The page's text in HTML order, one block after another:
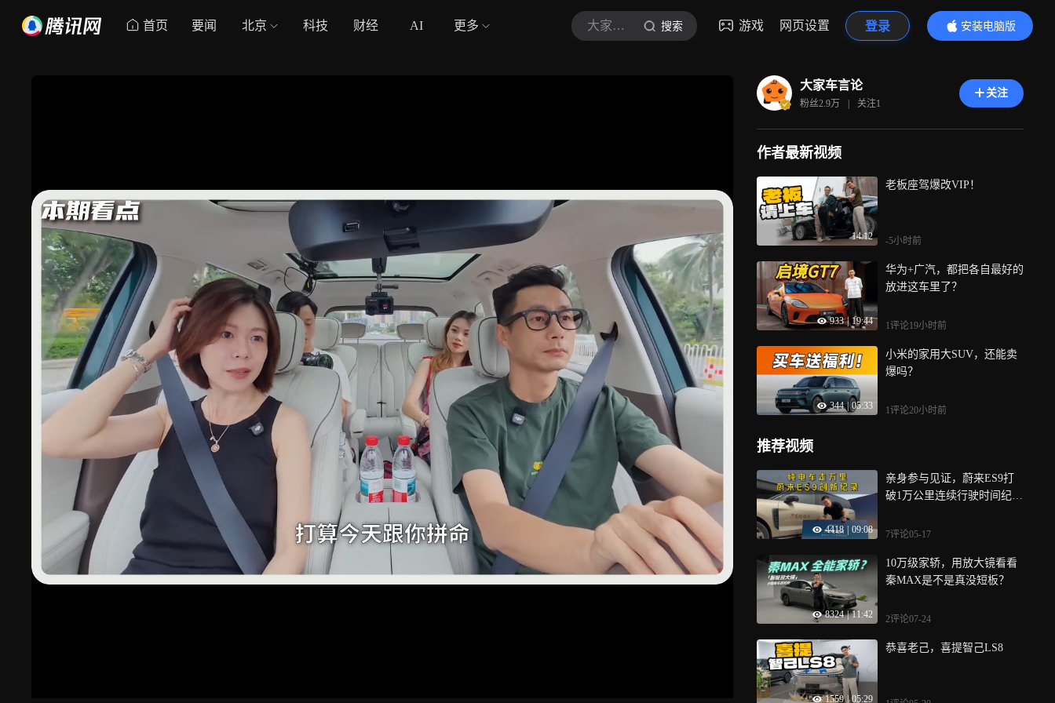
首页 要闻 北京 科技 财经 AI 更多 大家车言论 搜索 游戏 网页设置 登录
安装电脑版
内容更精彩
大家车言论
粉丝2.9万 | 关注1
关注
作者最新视频
14:12
老板座驾爆改VIP！
-5小时前
933 | 19:44
华为+广汽，都把各自最好的
放进这车里了？
1评论19小时前
344 | 05:33
小米的家用大SUV，还能卖
爆吗？
1评论20小时前
推荐视频
4418 09:08
亲身参与见证，蔚来ES9打
破1万公里连续行驶时间纪
7评论05-17
8324 | 11:42
10万级家轿，用放大镜看看
秦MAX是不是真没短板？
2评论07-24
1559 05:29
恭喜老己，喜提智己LS8